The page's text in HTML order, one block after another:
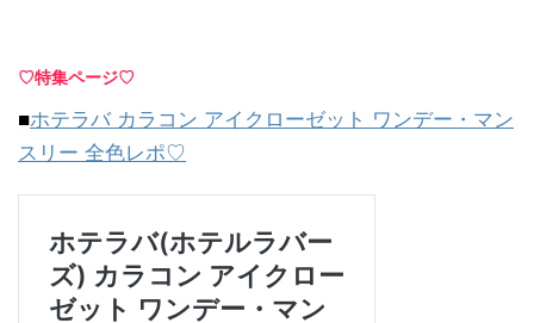
♡特集ページ♡
■ホテラバ カラコン アイクローゼット ワンデー・マン
スリー 全色レポ♡